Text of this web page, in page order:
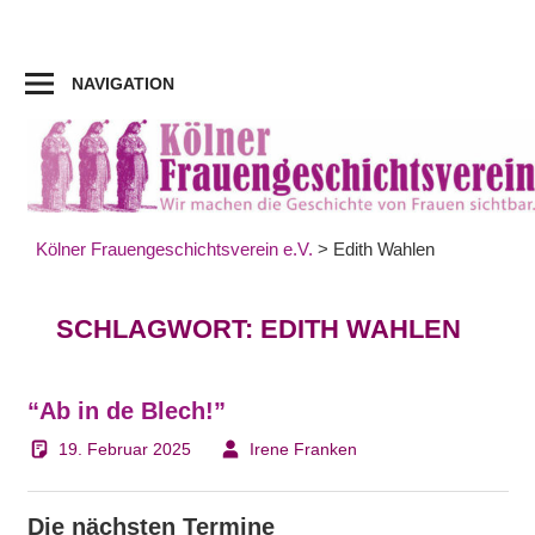
springen
NAVIGATION
Kölner Frauengeschichtsverein e.V. > Edith Wahlen
SCHLAGWORT: EDITH WAHLEN
“Ab in de Blech!”
19. Februar 2025 Irene Franken
Die nächsten Termine